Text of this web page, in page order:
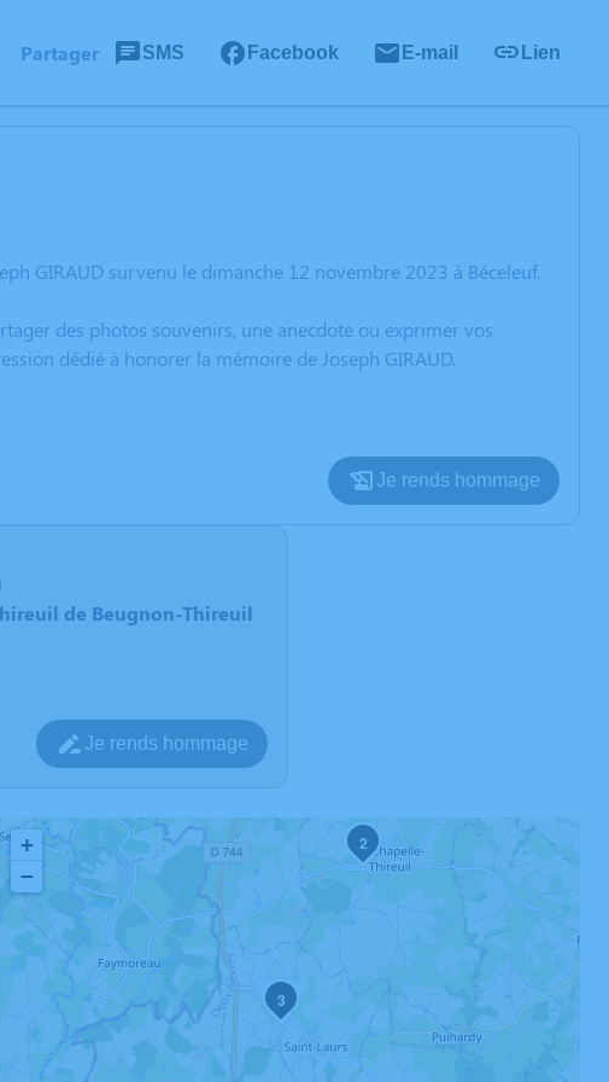
Partager SMS Facebook E-mail Lien
GIRAUD survenu le dimanche 12 novembre 2023 à Béceleuf.
des photos souvenirs, une anecdote ou exprimer vos
dédié à honorer la mémoire de Joseph GIRAUD.
Je rends hommage
de Beugnon-Thireuil
Je rends hommage
2
3
+
−